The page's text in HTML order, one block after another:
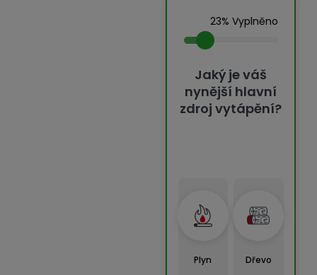
23% Vyplněno
Jaký je váš
nynější hlavní
zdroj vytápění?
Plyn Dřevo